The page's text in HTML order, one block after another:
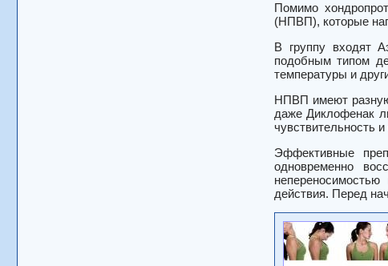
Помимо
(НПВП), которые
В группу входят
подобным типом
температуры и
НПВП имеют разную
даже Диклофенак
чувствительность
Эффективные
одновременно
действия. Перед